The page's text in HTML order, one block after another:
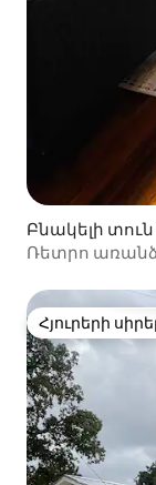
Բնակելի տուն
Ռետրո
Հյուրերի
Հյուրերի